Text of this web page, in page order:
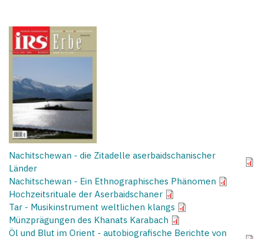
Nachitschewan - die Zitadelle aserbaidschanischer
Länder
Nachitschewan - Ein Ethnographisches Phänomen
Hochzeitsrituale der Aserbaidschaner
Tar - Musikinstrument weltlichen klangs
Münzprägungen des Khanats Karabach
Öl und Blut im Orient - autobiografische Berichte von